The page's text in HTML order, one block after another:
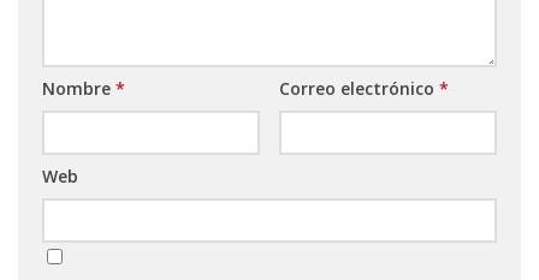
Nombre * Correo electrónico *
Web